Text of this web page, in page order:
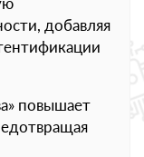
добавляя
повышает